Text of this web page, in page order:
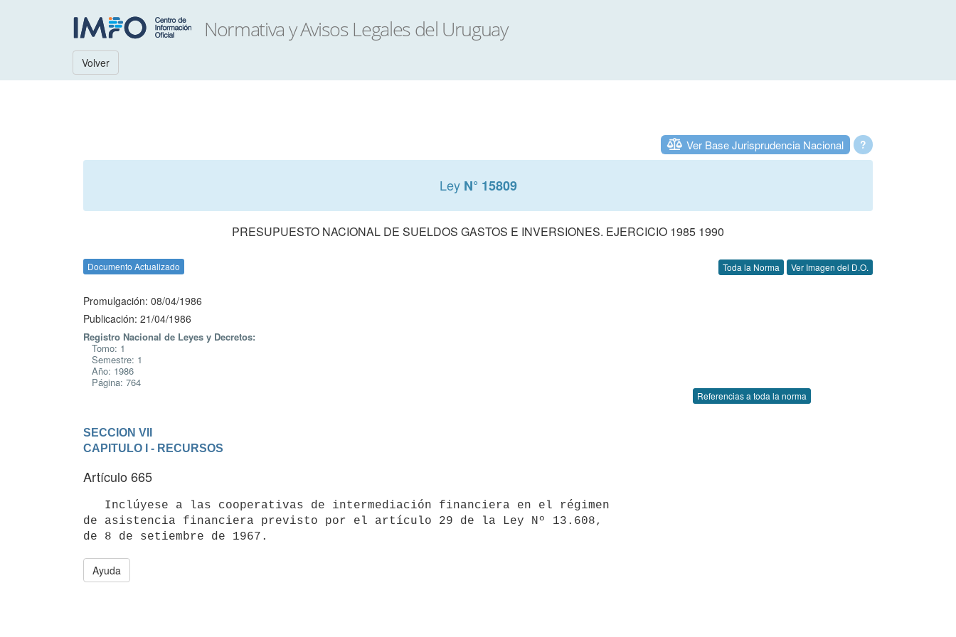
Volver
?
Ver Base Jurisprudencia Nacional
Ley N° 15809
PRESUPUESTO NACIONAL DE SUELDOS GASTOS E INVERSIONES. EJERCICIO 1985 1990
Documento Actualizado Toda la Norma Ver Imagen del D.O.
Promulgación: 08/04/1986
Publicación: 21/04/1986
Registro Nacional de Leyes y Decretos:
Tomo: 1
Semestre: 1
Año: 1986
Página: 764
Referencias a toda la norma
SECCION VII
CAPITULO I - RECURSOS
Artículo 665
de asistencia financiera previsto por el artículo 29 de la Ley Nº 13.608,
Ayuda